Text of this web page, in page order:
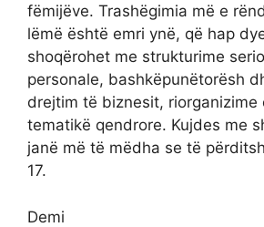
fëmijëve. Trashëgimia më e
lëmë është emri ynë, që hap
shoqërohet me strukturime
personale, bashkëpunëtorësh
drejtim të biznesit, riorganizime
tematikë qendrore. Kujdes me
janë më të mëdha se të
17.
Demi